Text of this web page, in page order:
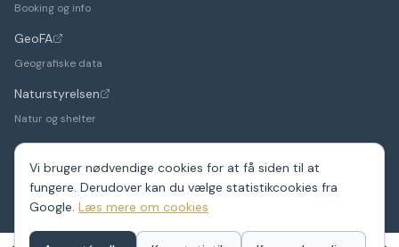
Vi bruger nødvendige cookies for at få siden til at
fungere. Derudover kan du vælge statistikcookies fra
Google. Læs mere om cookies
Booking og info
GeoFA
(åbner i nyt faneblad)
Geografiske data
Naturstyrelsen
(åbner i nyt faneblad)
Natur og shelter
2026ShelterDK. Et hobbyprojekt – data fra GeoFA og andre
Shelters i hele Danmark